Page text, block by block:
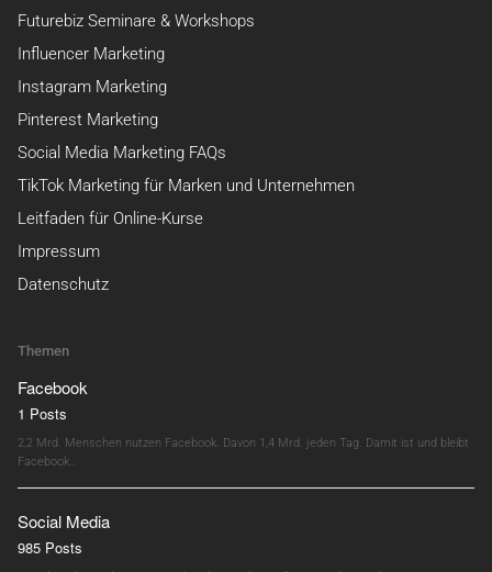
Futurebiz Seminare & Workshops
Influencer Marketing
Instagram Marketing
Pinterest Marketing
Social Media Marketing FAQs
TikTok Marketing für Marken und Unternehmen
Leitfaden für Online-Kurse
Impressum
Datenschutz
Themen
Facebook
1 Posts
2,2 Mrd. Menschen nutzen Facebook. Davon 1,4 Mrd. jeden Tag. Damit ist und bleibt
Facebook…
Social Media
985 Posts